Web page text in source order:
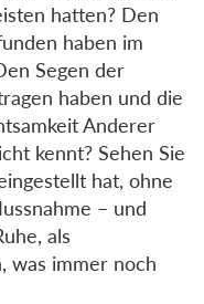
hatten? Den
haben im
Segen der
haben und die
Anderer
kennt? Sehen Sie
hat, ohne
– und
als
was immer noch